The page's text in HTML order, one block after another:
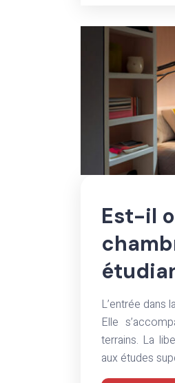
Est-il
L’entrée dans
Elle
terrains. La
aux études